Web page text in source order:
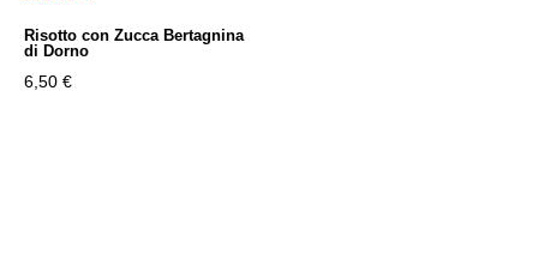
Risotto con Zucca Bertagnina
di Dorno
6,50 €